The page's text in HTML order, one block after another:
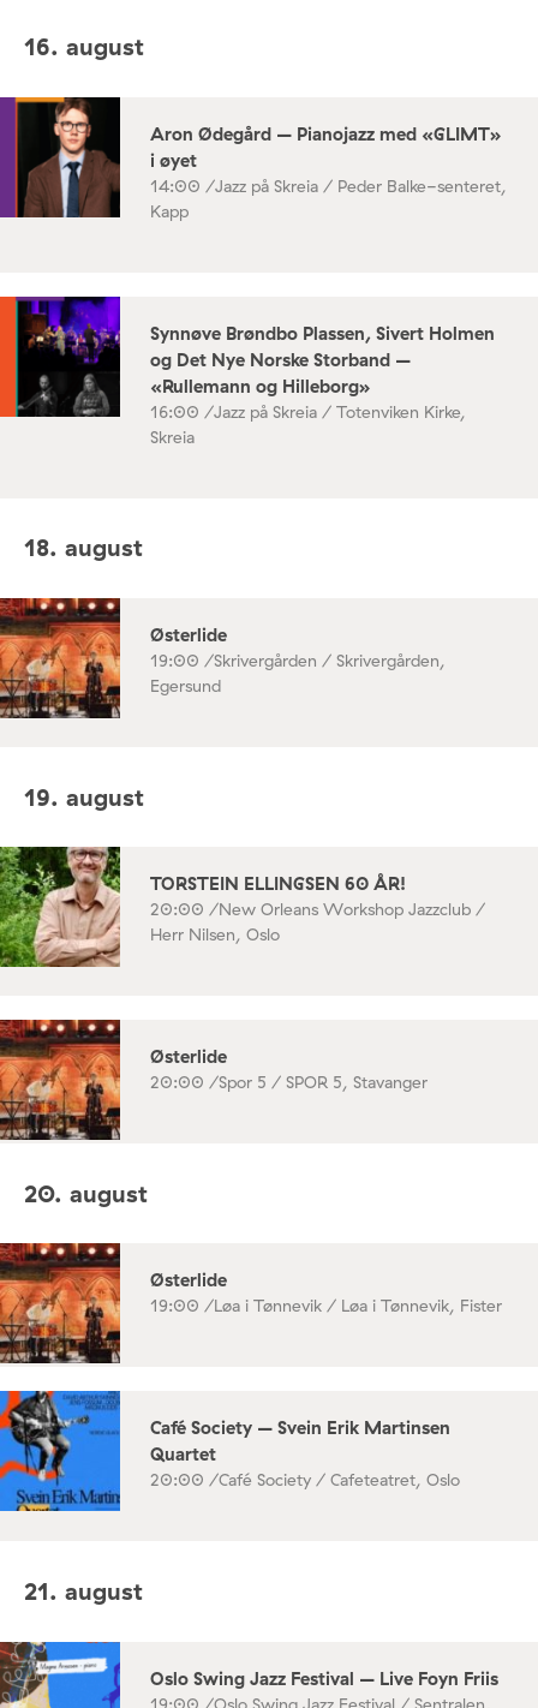
16. august
Aron Ødegård – Pianojazz med «GLIMT»
i øyet
14:00 /Jazz på Skreia / Peder Balke-senteret,
Kapp
Synnøve Brøndbo Plassen, Sivert Holmen
og Det Nye Norske Storband –
«Rullemann og Hilleborg»
16:00 /Jazz på Skreia / Totenviken Kirke,
Skreia
18. august
Østerlide
19:00 /Skrivergården / Skrivergården,
Egersund
19. august
TORSTEIN ELLINGSEN 60 ÅR!
20:00 /New Orleans Workshop Jazzclub /
Herr Nilsen, Oslo
Østerlide
20:00 /Spor 5 / SPOR 5, Stavanger
20. august
Østerlide
19:00 /Løa i Tønnevik / Løa i Tønnevik, Fister
Café Society – Svein Erik Martinsen
Quartet
20:00 /Café Society / Cafeteatret, Oslo
21. august
Oslo Swing Jazz Festival – Live Foyn Friis